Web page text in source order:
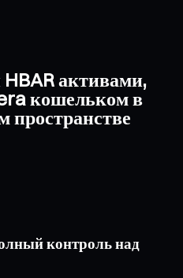
активами,
кошельком в
пространстве
контроль над